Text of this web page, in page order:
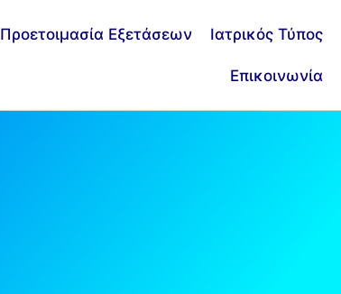
Προετοιμασία Εξετάσεων Ιατρικός Τύπος
Επικοινωνία